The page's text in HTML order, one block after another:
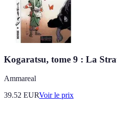
Kogaratsu, tome 9 : La
Ammareal
39.52 EURVoir le prix